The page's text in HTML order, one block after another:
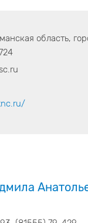
область,